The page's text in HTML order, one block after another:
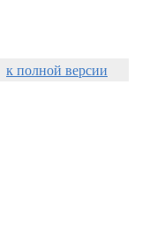
к полной версии